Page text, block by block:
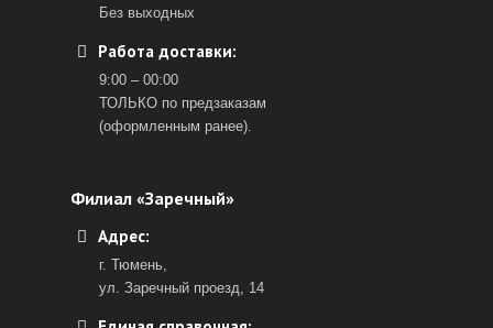
Без выходных
Работа доставки:
9:00 – 00:00
ТОЛЬКО по предзаказам
(оформленным ранее).
Филиал «Заречный»
Адрес:
г. Тюмень,
ул. Заречный проезд, 14